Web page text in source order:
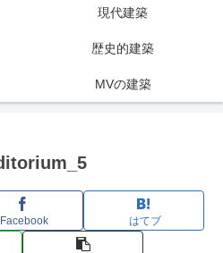
現代建築
歴史的建築
MVの建築
Facebook はてブ